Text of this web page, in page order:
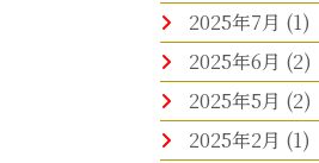
2025年7月 (1)
2025年6月 (2)
2025年5月 (2)
2025年2月 (1)